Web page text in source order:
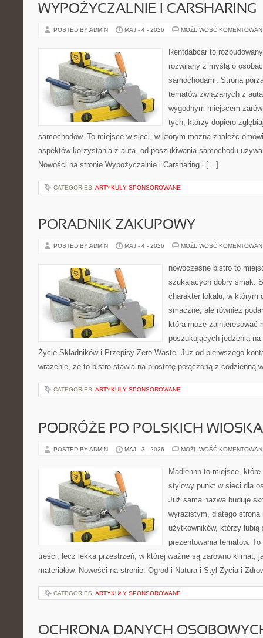
WYPOŻYCZALNIE I CARSHARING
POSTED BY ADMIN MAJ - 4 - 2026 MOŻLIWOŚĆ
Rentdabcar to
rozwijany z myślą o
samochodami. Strona
tematów związanych z
wygodnym miejscem
tych, którzy dopiero
samochodów. To miejsce w sieci, w którym można znaleźć
aspektów korzystania z auta, od poszukiwania samochodu
Nowości na stronie Wypożyczalnie i Carsharing i […]
CATEGORIES: ARTYKUŁY SPONSOROWANE
PORADNIK ZAKUPOWY
POSTED BY ADMIN MAJ - 4 - 2026 MOŻLIWOŚĆ
nowoczesne bistro to
szukających dobry smak.
charakter lokalu, w którym
smaczne, ale również
która może zainteresować
poszukujących jedzenia
Życie Składników i Przepisy Zero-Waste. Już od pierwszego
wrażenie, że to bistro stawia na prostotę połączoną z codzienną
CATEGORIES: ARTYKUŁY SPONSOROWANE
PODRÓŻE PO POLSKICH
POSTED BY ADMIN MAJ - 3 - 2026 MOŻLIWOŚĆ
Madlennn to miejsce,
stylowy punkt w sieci dla
Już sama nazwa buduje
wyrazistym, dlatego
użytkowników, którzy lubią
prezentowania tematów.
treści, lecz lekka przestrzeń, w której ważne są zarówno klimat,
materiałów. Nowości na stronie: Ogród i Natura i Styl Życia i
CATEGORIES: ARTYKUŁY SPONSOROWANE
OCHRONA DANYCH